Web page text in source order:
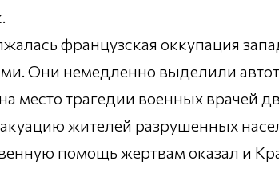
французская оккупация
Они немедленно выделили
место трагедии военных врачей
жителей разрушенных
помощь жертвам оказал и